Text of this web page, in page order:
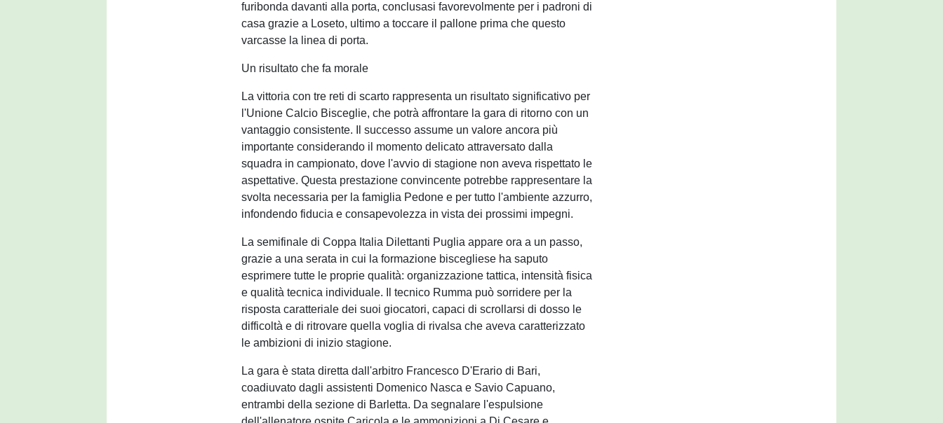
furibonda davanti alla porta, conclusasi favorevolmente per i padroni di
casa grazie a Loseto, ultimo a toccare il pallone prima che questo
varcasse la linea di porta.
Un risultato che fa morale
La vittoria con tre reti di scarto rappresenta un risultato significativo per
l'Unione Calcio Bisceglie, che potrà affrontare la gara di ritorno con un
vantaggio consistente. Il successo assume un valore ancora più
importante considerando il momento delicato attraversato dalla
squadra in campionato, dove l'avvio di stagione non aveva rispettato le
aspettative. Questa prestazione convincente potrebbe rappresentare la
svolta necessaria per la famiglia Pedone e per tutto l'ambiente azzurro,
infondendo fiducia e consapevolezza in vista dei prossimi impegni.
La semifinale di Coppa Italia Dilettanti Puglia appare ora a un passo,
grazie a una serata in cui la formazione biscegliese ha saputo
esprimere tutte le proprie qualità: organizzazione tattica, intensità fisica
e qualità tecnica individuale. Il tecnico Rumma può sorridere per la
risposta caratteriale dei suoi giocatori, capaci di scrollarsi di dosso le
difficoltà e di ritrovare quella voglia di rivalsa che aveva caratterizzato
le ambizioni di inizio stagione.
La gara è stata diretta dall'arbitro Francesco D'Erario di Bari,
coadiuvato dagli assistenti Domenico Nasca e Savio Capuano,
entrambi della sezione di Barletta. Da segnalare l'espulsione